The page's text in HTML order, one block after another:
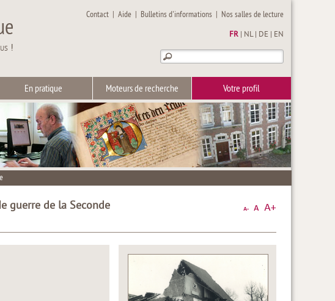
!
Contact |Aide | Bulletins d'informations | Nos salles de lecture
FR NL| DE EN
En pratique Moteurs de recherche Votre profil
guerre de la Seconde